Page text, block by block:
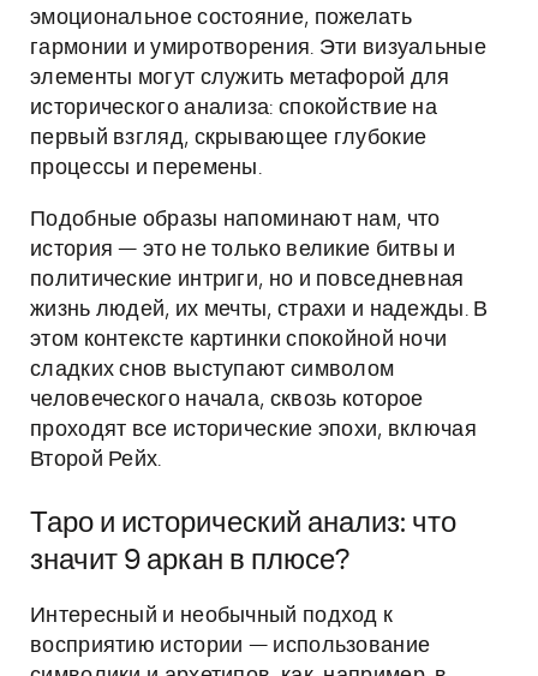
эмоциональное состояние, пожелать
гармонии и умиротворения. Эти визуальные
элементы могут служить метафорой для
исторического анализа: спокойствие на
первый взгляд, скрывающее глубокие
процессы и перемены.
Подобные образы напоминают нам, что
история — это не только великие битвы и
политические интриги, но и повседневная
жизнь людей, их мечты, страхи и надежды. В
этом контексте картинки спокойной ночи
сладких снов выступают символом
человеческого начала, сквозь которое
проходят все исторические эпохи, включая
Второй Рейх.
Таро и исторический анализ: что
значит 9 аркан в плюсе?
Интересный и необычный подход к
восприятию истории — использование